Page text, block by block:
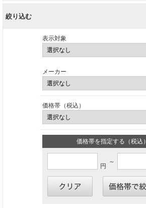
絞り込む
表示対象
メーカー
価格帯（税込）
価格帯を指定する（税込）
円
～